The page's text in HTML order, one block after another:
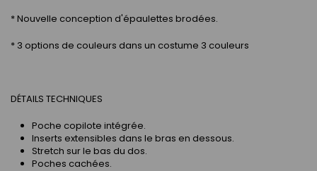
* Nouvelle conception d'épaulettes brodées.
* 3 options de couleurs dans un costume 3 couleurs
DÉTAILS TECHNIQUES
Poche copilote intégrée.
Inserts extensibles dans le bras en dessous.
Stretch sur le bas du dos.
Poches cachées.